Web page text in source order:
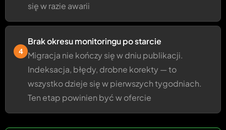
się w razie awarii
4
Brak okresu monitoringu po starcie
Migracja nie kończy się w dniu publikacji.
Indeksacja, błędy, drobne korekty — to
wszystko dzieje się w pierwszych tygodniach.
Ten etap powinien być w ofercie